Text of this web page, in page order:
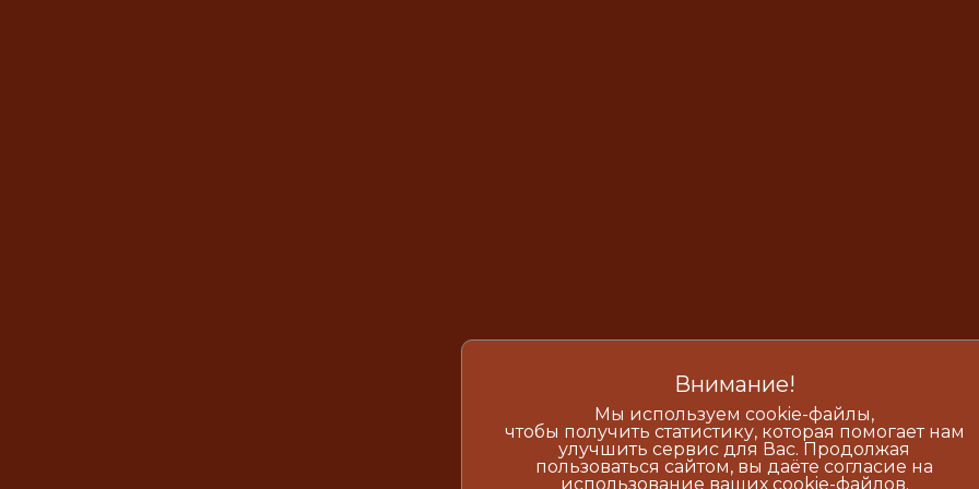
Внимание!
Мы используем cookie-файлы,
чтобы получить статистику, которая помогает нам
улучшить сервис для Вас. Продолжая
пользоваться сайтом, вы даёте согласие на
использование ваших cookie-файлов.